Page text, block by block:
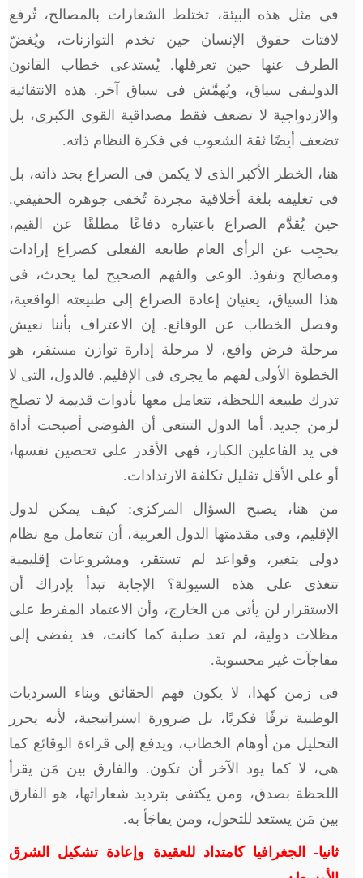
فى مثل هذه البيئة، تختلط الشعارات بالمصالح، تُرفع
لافتات حقوق الإنسان حين تخدم التوازنات، ويُغضّ
الطرف عنها حين تعرقلها. يُستدعى خطاب القانون
الدولىفى سياق، ويُهمَّش فى سياق آخر. هذه الانتقائية
والازدواجية لا تضعف فقط مصداقية القوى الكبرى، بل
تضعف أيضًا ثقة الشعوب فى فكرة النظام ذاته.
هنا، الخطر الأكبر الذى لا يكمن فى الصراع بحد ذاته، بل
فى تغليفه بلغة أخلاقية مجردة تُخفى جوهره الحقيقي.
حين يُقدَّم الصراع باعتباره دفاعًا مطلقًا عن القيم،
يحجِب عن الرأى العام طابعه الفعلى كصراع إرادات
ومصالح ونفوذ. الوعى والفهم الصحيح لما يحدث، فى
هذا السياق، يعنيان إعادة الصراع إلى طبيعته الواقعية،
وفصل الخطاب عن الوقائع. إن الاعتراف بأننا نعيش
مرحلة فرض واقع، لا مرحلة إدارة توازن مستقر، هو
الخطوة الأولى لفهم ما يجرى فى الإقليم. فالدول، التى لا
تدرك طبيعة اللحظة، تتعامل معها بأدوات قديمة لا تصلح
لزمن جديد. أما الدول التىتعى أن الفوضى أصبحت أداة
فى يد الفاعلين الكبار، فهى الأقدر على تحصين نفسها،
أو على الأقل تقليل تكلفة الارتدادات.
من هنا، يصبح السؤال المركزى: كيف يمكن لدول
الإقليم، وفى مقدمتها الدول العربية، أن تتعامل مع نظام
دولى يتغير، وقواعد لم تستقر، ومشروعات إقليمية
تتغذى على هذه السيولة؟ الإجابة تبدأ بإدراك أن
الاستقرار لن يأتى من الخارج، وأن الاعتماد المفرط على
مظلات دولية، لم تعد صلبة كما كانت، قد يفضى إلى
مفاجآت غير محسوبة.
فى زمن كهذا، لا يكون فهم الحقائق وبناء السرديات
الوطنية ترفًا فكريًا، بل ضرورة استراتيجية، لأنه يحرر
التحليل من أوهام الخطاب، ويدفع إلى قراءة الوقائع كما
هى، لا كما يود الآخر أن تكون. والفارق بين مَن يقرأ
اللحظة بصدق، ومن يكتفى بترديد شعاراتها، هو الفارق
بين مَن يستعد للتحول، ومن يفاجَأ به.
ثانيا- الجغرافيا كامتداد للعقيدة وإعادة تشكيل الشرق